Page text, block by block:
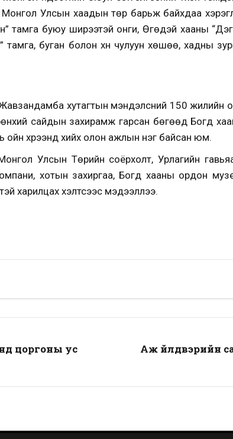
Монгол Улсын хаадын төр барьж байхдаа
тамга буюу ширээтэй онги, Өгөдэй хааны
тамга, буган болон хүн чулуун хөшөө, хадны
хутагтын мэндэлсний 150 жилийн
сайдын захирамж гарсан бөгөөд Богд хааны
ойн хүрээнд хийх олон ажлын нэг байсан юм.
Улсын Төрийн соёрхолт, Урлагийн
хотын захиргаа, Богд хааны ордон
харилцах хэлтсээс мэдээллээ.
цоргоны ус
Аж үйлдвэрийн